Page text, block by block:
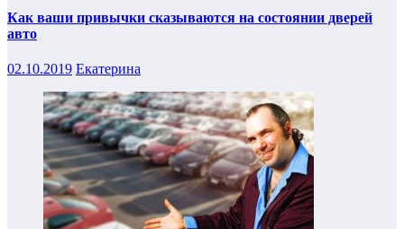
Как ваши привычки сказываются на состоянии дверей
авто
02.10.2019 Екатерина